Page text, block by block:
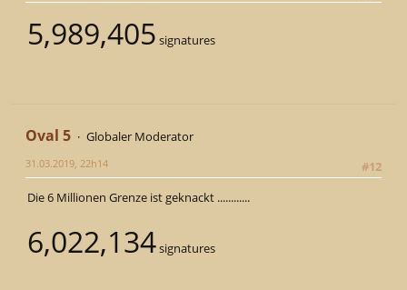
5,989,405 signatures
Oval 5
Globaler Moderator
#12
31.03.2019, 22h14
Die 6 Millionen Grenze ist geknackt ............
6,022,134signatures